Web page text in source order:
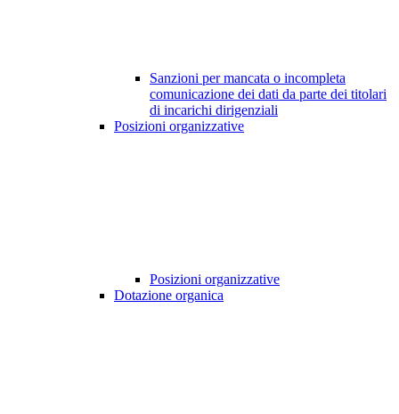
Sanzioni per mancata o incompleta
comunicazione dei dati da parte dei titolari
di incarichi dirigenziali
Posizioni organizzative
Posizioni organizzative
Dotazione organica